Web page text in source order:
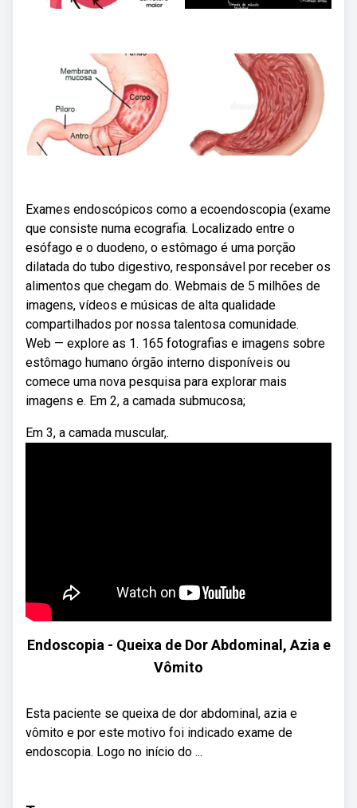
Exames endoscópicos como a ecoendoscopia (exame
que consiste numa ecografia. Localizado entre o
esófago e o duodeno, o estômago é uma porção
dilatada do tubo digestivo, responsável por receber os
alimentos que chegam do. Webmais de 5 milhões de
imagens, vídeos e músicas de alta qualidade
compartilhados por nossa talentosa comunidade.
Web — explore as 1. 165 fotografias e imagens sobre
estômago humano órgão interno disponíveis ou
comece uma nova pesquisa para explorar mais
imagens e. Em 2, a camada submucosa;
Em 3, a camada muscular,.
Endoscopia - Queixa de Dor Abdominal, Azia e
Vômito
Esta paciente se queixa de dor abdominal, azia e
vômito e por este motivo foi indicado exame de
endoscopia. Logo no início do ...